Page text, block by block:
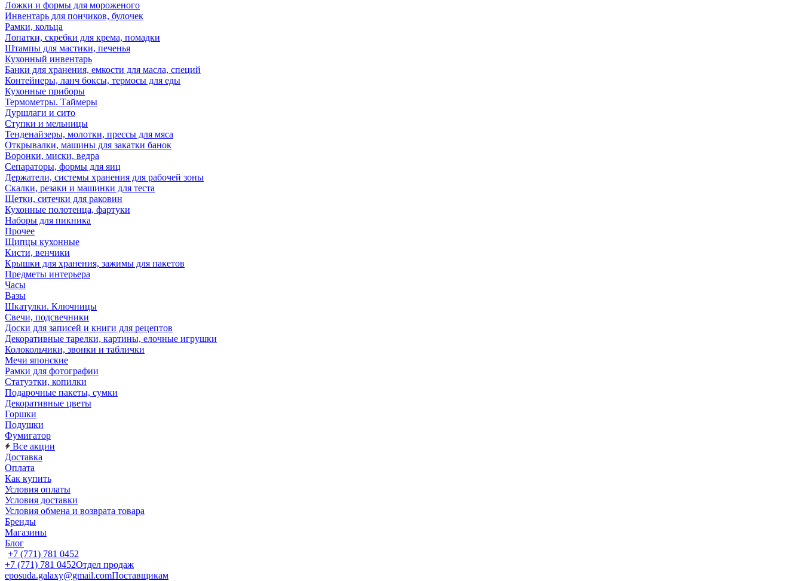
Ложки и формы для мороженого
Инвентарь для пончиков, булочек
Рамки, кольца
Лопатки, скребки для крема, помадки
Штампы для мастики, печенья
Кухонный инвентарь
Банки для хранения, емкости для масла, специй
Контейнеры, ланч боксы, термосы для еды
Кухонные приборы
Термометры. Таймеры
Дуршлаги и сито
Ступки и мельницы
Тенденайзеры, молотки, прессы для мяса
Открывалки, машины для закатки банок
Воронки, миски, ведра
Сепараторы, формы для яиц
Держатели, системы хранения для рабочей зоны
Скалки, резаки и машинки для теста
Щетки, ситечки для раковин
Кухонные полотенца, фартуки
Наборы для пикника
Прочее
Щипцы кухонные
Кисти, венчики
Крышки для хранения, зажимы для пакетов
Предметы интерьера
Часы
Вазы
Шкатулки. Ключницы
Свечи, подсвечники
Доски для записей и книги для рецептов
Декоративные тарелки, картины, елочные игрушки
Колокольчики, звонки и таблички
Мечи японские
Рамки для фотографии
Статуэтки, копилки
Подарочные пакеты, сумки
Декоративные цветы
Горшки
Подушки
Фумигатор
Все акции
Доставка
Оплата
Как купить
Условия оплаты
Условия доставки
Условия обмена и возврата товара
Бренды
Магазины
Блог
+7 (771) 781 0452
+7 (771) 781 0452Отдел продаж
eposuda.galaxy@gmail.comПоставщикам